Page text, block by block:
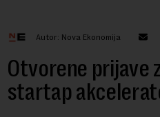
Autor: Nova Ekonomija
Otvorene prijave
startap